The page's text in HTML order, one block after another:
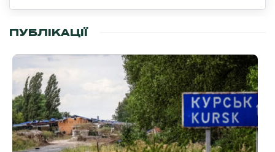
ПУБЛІКАЦІЇ